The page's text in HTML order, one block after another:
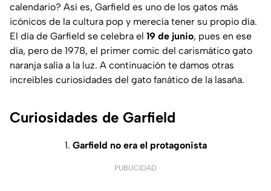
calendario? Así es, Garfield es uno de los gatos más
icónicos de la cultura pop y merecía tener su propio día.
El día de Garfield se celebra el 19 de junio, pues en ese
día, pero de 1978, el primer comic del carismático gato
naranja salía a la luz. A continuación te damos otras
increíbles curiosidades del gato fanático de la lasaña.
Curiosidades de Garfield
1. Garfield no era el protagonista
PUBLICIDAD